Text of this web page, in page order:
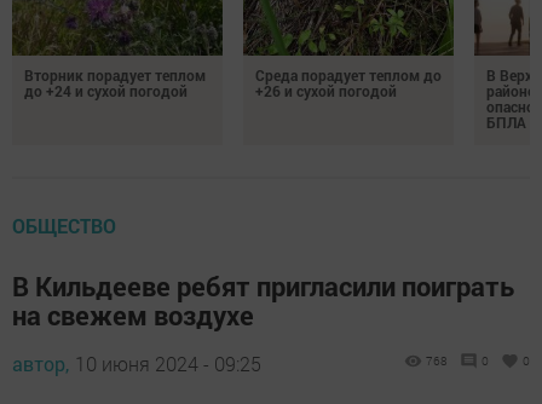
Вторник порадует теплом
до +24 и сухой погодой
Среда порадует теплом до
+26 и сухой погодой
В
районе
БПЛА
ОБЩЕСТВО
В Кильдееве ребят пригласили поиграть
на свежем воздухе
автор, 10 июня 2024 - 09:25 768 0 0